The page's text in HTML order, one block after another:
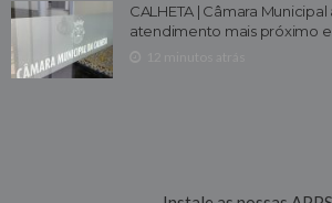
CALHETA | Câmara
atendimento mais próximo